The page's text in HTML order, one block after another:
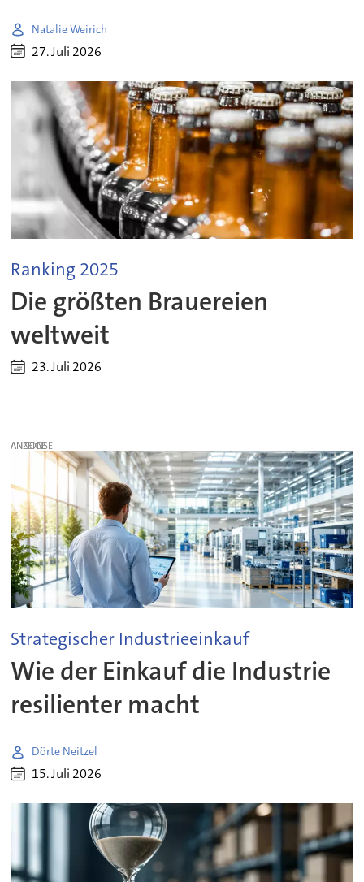
Natalie Weirich
27. Juli 2026
Ranking 2025
Die größten Brauereien
weltweit
23. Juli 2026
ANZEIGE
Strategischer Industrieeinkauf
Wie der Einkauf die Industrie
resilienter macht
Dörte Neitzel
15. Juli 2026